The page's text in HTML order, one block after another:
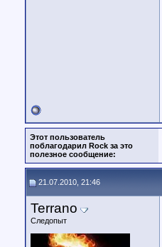
Этот пользователь
поблагодарил Rock за это
полезное сообщение:
21.07.2010, 21:46
Terrano
Следопыт